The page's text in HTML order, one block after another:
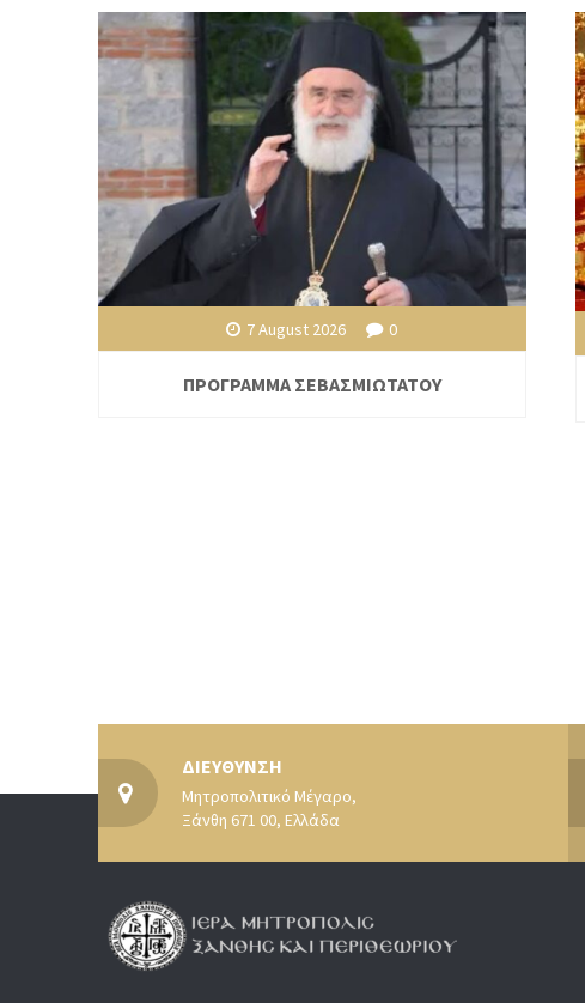
7 August 2026 0
ΠΡΟΓΡΑΜΜΑ ΣΕΒΑΣΜΙΩΤΑΤΟΥ
ΔΙΕΥΘΥΝΣΗ
Μητροπολιτικό Μέγαρο,
Ξάνθη 671 00, Ελλάδα